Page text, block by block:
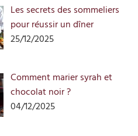
Les secrets des sommeliers
pour réussir un dîner
25/12/2025
Comment marier syrah et
chocolat noir ?
04/12/2025